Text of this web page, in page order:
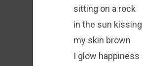
sitting on a rock
in the sun kissing
my skin brown
I glow happiness